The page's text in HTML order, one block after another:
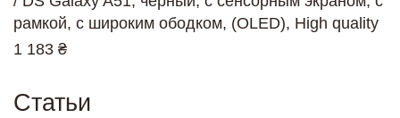
рамкой, с широким ободком, (OLED), High quality
1 183 ₴
Статьи